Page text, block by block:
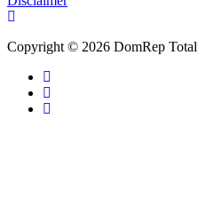
Copyright © 2026 DomRep Total